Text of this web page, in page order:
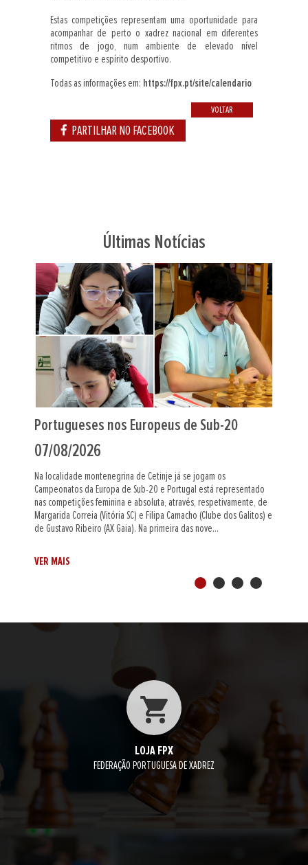
Estas competições representam uma oportunidade para
acompanhar de perto o xadrez nacional em diferentes
ritmos de jogo, num ambiente de elevado nível
competitivo e espírito desportivo.
Todas as informações em: https://fpx.pt/site/calendario
VOLTAR
PARTILHAR NO FACEBOOK
Últimas Notícias
Portugueses nos Europeus de Sub-20
07/08/2026
Na localidade montenegrina de Cetinje já se jogam os
Campeonatos da Europa de Sub-20 e Portugal está representado
nas competições feminina e absoluta, através, respetivamente, de
Margarida Correia (Vitória SC) e Filipa Camacho (Clube dos Galitos) e
de Gustavo Ribeiro (AX Gaia). Na primeira das nove...
VER MAIS
LOJA FPX
FEDERAÇÃO PORTUGUESA DE XADREZ